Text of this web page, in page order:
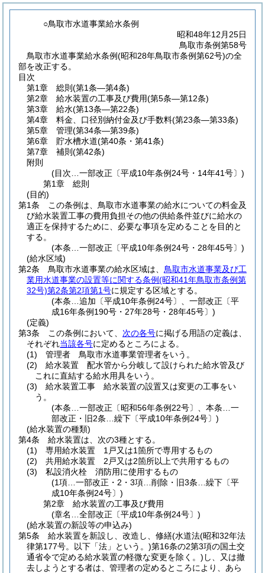
○鳥取市水道事業給水条例
昭和48年12月25日
鳥取市条例第58号
鳥取市水道事業給水条例(昭和28年鳥取市条例第62号)の全
部を改正する。
目次
第1章
総則 (第1条―第4条)
第2章
給水装置の工事及び費用(第5条―第12条)
第3章
給水(第13条―第22条)
第4章
料金、口径別納付金及び手数料(第23条―第33条)
第5章
管理(第34条―第39条)
第6章
貯水槽水道(第40条・第41条)
第7章
補則 (第42条)
附則
(目次…一部改正〔平成10年条例24号・14年41号〕)
第1章
総則
(目的)
第1条
この条例は、鳥取市水道事業の給水についての料金及
び給水装置工事の費用負担その他の供給条件並びに給水の
適正を保持するために、必要な事項を定めることを目的と
する。
(本条…一部改正〔平成10年条例24号・28年45号〕)
(給水区域)
第2条
鳥取市水道事業の給水区域は、 鳥取市水道事業及び工
業用水道事業の設置等に関する条例(昭和41年鳥取市条例第
32号)第2条第2項第1号に規定する区域とする。
(本条…追加〔平成10年条例24号〕、一部改正〔平
成16年条例190号・27年28号・28年45号〕)
(定義)
第3条
この条例において、 次の各号に掲げる用語の定義は、
それぞれ当該各号に定めるところによる。
(1)
管理者 鳥取市水道事業管理者をいう。
(2)
給水装置 配水管から分岐して設けられた給水管及び
これに直結する給水用具をいう。
(3)
給水装置工事 給水装置の設置又は変更の工事をい
う。
(本条…一部改正〔昭和56年条例22号〕、本条…一
部改正・旧2条…繰下〔平成10年条例24号〕)
(給水装置の種類)
第4条
給水装置は、次の3種とする。
(1)
専用給水装置 1戸又は1箇所で専用するもの
(2)
共用給水装置 2戸又は2箇所以上で共用するもの
(3)
私設消火栓 消防用に使用するもの
(1項…一部改正・2・3項…削除・旧3条…繰下〔平
成10年条例24号〕)
第2章
給水装置の工事及び費用
(章名…全部改正〔平成10年条例24号〕)
(給水装置の新設等の申込み)
第5条
給水装置を新設し、改造し、修繕(水道法(昭和32年法
律第177号。以下「法」という。)第16条の2第3項の国土交
通省令で定める給水装置の軽微な変更を除く。) し、又は撤
去しようとする者は、管理者の定めるところにより、あら